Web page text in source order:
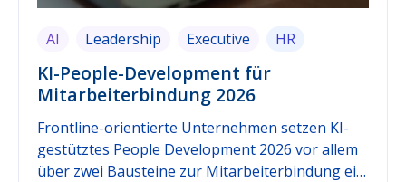
AI Leadership Executive HR
KI-People-Development für
Mitarbeiterbindung 2026
Frontline-orientierte Unternehmen setzen KI-
gestütztes People Development 2026 vor allem
über zwei Bausteine zur Mitarbeiterbindung ein: